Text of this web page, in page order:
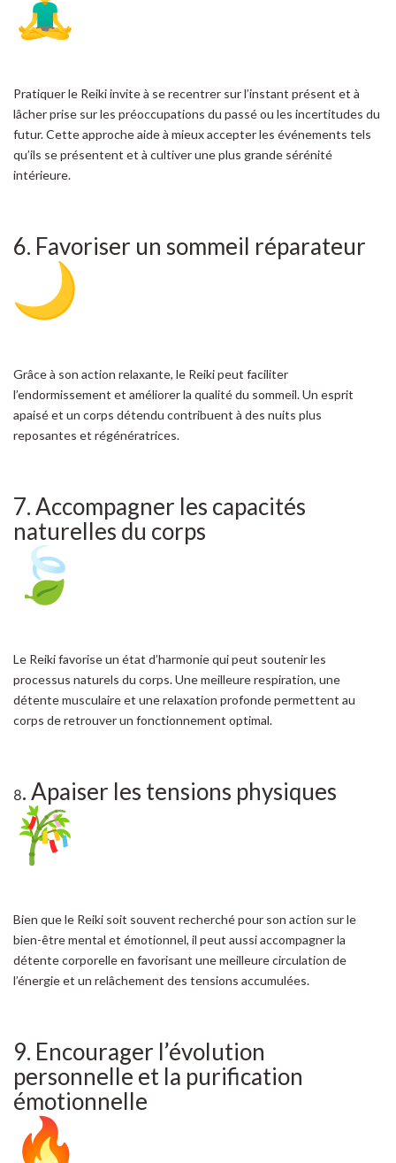
Pratiquer le Reiki invite à se recentrer sur l’instant présent et à
lâcher prise sur les préoccupations du passé ou les incertitudes du
futur. Cette approche aide à mieux accepter les événements tels
qu’ils se présentent et à cultiver une plus grande sérénité
intérieure.
6. Favoriser un sommeil réparateur
Grâce à son action relaxante, le Reiki peut faciliter
l’endormissement et améliorer la qualité du sommeil. Un esprit
apaisé et un corps détendu contribuent à des nuits plus
reposantes et régénératrices.
7. Accompagner les capacités
naturelles du corps
Le Reiki favorise un état d’harmonie qui peut soutenir les
processus naturels du corps. Une meilleure respiration, une
détente musculaire et une relaxation profonde permettent au
corps de retrouver un fonctionnement optimal.
8. Apaiser les tensions physiques
Bien que le Reiki soit souvent recherché pour son action sur le
bien-être mental et émotionnel, il peut aussi accompagner la
détente corporelle en favorisant une meilleure circulation de
l’énergie et un relâchement des tensions accumulées.
9. Encourager l’évolution
personnelle et la purification
émotionnelle